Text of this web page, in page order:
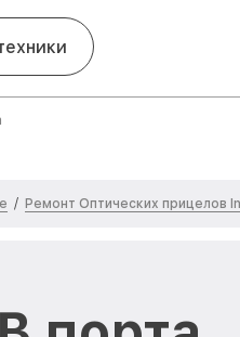
/ Ремонт Оптических прицелов